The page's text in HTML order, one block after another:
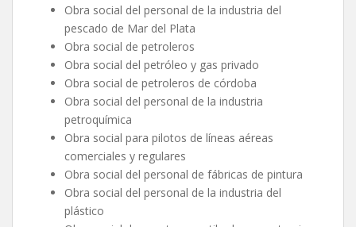
Obra social del personal de la industria del
pescado de Mar del Plata
Obra social de petroleros
Obra social del petróleo y gas privado
Obra social de petroleros de córdoba
Obra social del personal de la industria
petroquímica
Obra social para pilotos de líneas aéreas
comerciales y regulares
Obra social del personal de fábricas de pintura
Obra social del personal de la industria del
plástico